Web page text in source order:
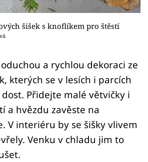
šišek s knoflíkem pro štěstí
a rychlou dekoraci ze
kterých se v lesích i parcích
Přidejte malé větvičky i
a hvězdu zavěste na
V interiéru by se šišky vlivem
Venku v chladu jim to